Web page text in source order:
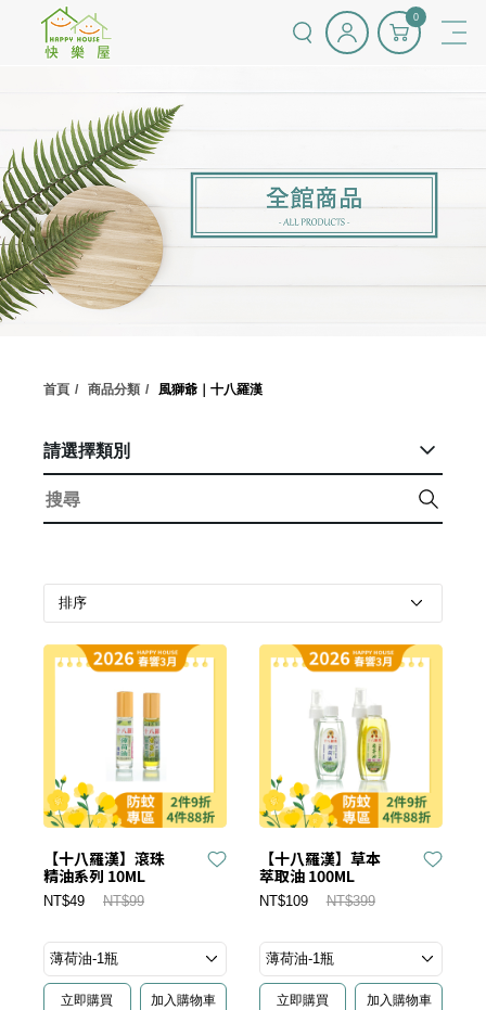
0
首頁 商品分類 風獅爺｜十八羅漢
請選擇類別
【十八羅漢】滾珠
精油系列 10ML
NT$49 NT$99
立即購買 加入購物車
【十八羅漢】草本
萃取油 100ML
NT$109 NT$399
立即購買 加入購物車